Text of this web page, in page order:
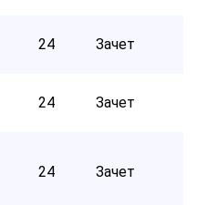
24 Зачет
24 Зачет
24 Зачет